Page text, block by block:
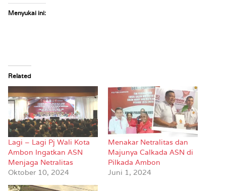
Menyukai ini:
Related
Lagi – Lagi Pj Wali Kota
Ambon Ingatkan ASN
Menjaga Netralitas
Oktober 10, 2024
Menakar Netralitas dan
Majunya Calkada ASN di
Pilkada Ambon
Juni 1, 2024